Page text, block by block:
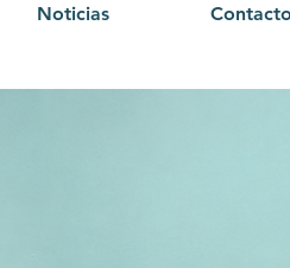
Noticias Contacto